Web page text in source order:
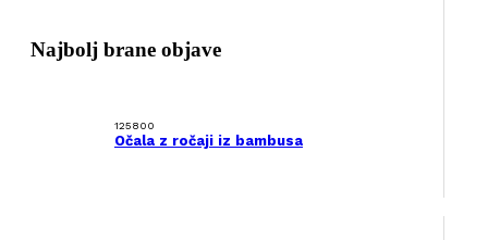
125800
Očala z ročaji iz bambusa
Najbolj brane objave